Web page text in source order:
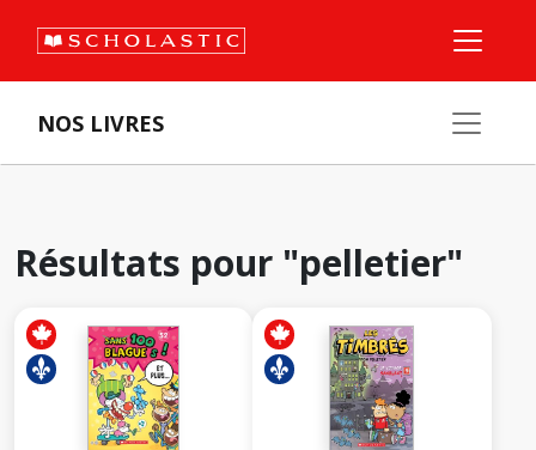
NOS LIVRES
Résultats pour "pelletier"